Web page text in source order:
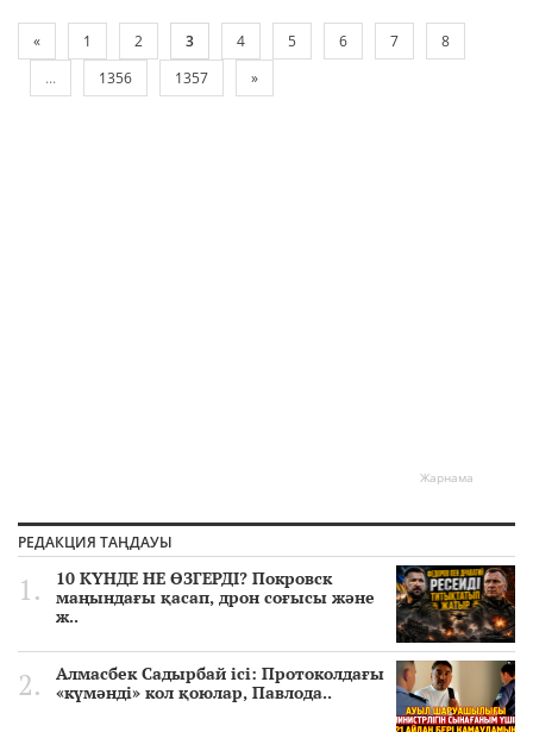
« 1 2 3 4 5 6 7
8
...
1356 1357 »
Жарнама
РЕДАКЦИЯ ТАҢДАУЫ
10 КҮНДЕ НЕ ӨЗГЕРДІ? Покровск
маңындағы қасап, дрон соғысы және
ж..
Алмасбек Садырбай ісі: Протоколдағы
«күмәнді» кол қоюлар, Павлода..